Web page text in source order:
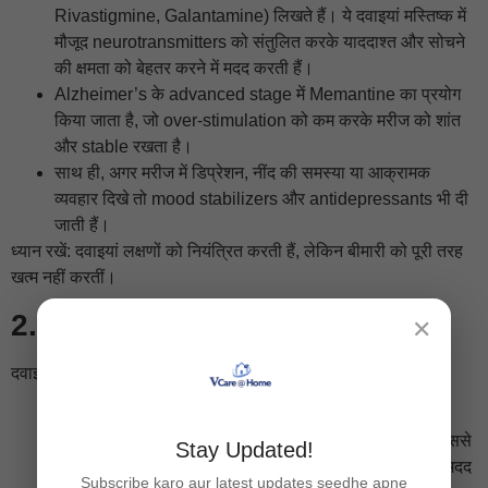
✕
Stay Updated!
Subscribe karo aur latest updates seedhe apne
Rivastigmine, Galantamine) लिखते हैं। ये दवाइयां मस्तिष्क में
मौजूद neurotransmitters को संतुलित करके याददाश्त और सोचने
की क्षमता को बेहतर करने में मदद करती हैं।
Alzheimer’s के advanced stage में Memantine का प्रयोग
किया जाता है, जो over-stimulation को कम करके मरीज को शांत
और stable रखता है।
साथ ही, अगर मरीज में डिप्रेशन, नींद की समस्या या आक्रामक
व्यवहार दिखे तो mood stabilizers और antidepressants भी दी
जाती हैं।
ध्यान रखें: दवाइयां लक्षणों को नियंत्रित करती हैं, लेकिन बीमारी को पूरी तरह
खत्म नहीं करतीं।
2. थेरेपी और रिहैबिलिटेशन
दवाइयों के साथ-साथ थेरेपी का बहुत बड़ा रोल है।
games और problem-solving activities शामिल होती हैं। इससे
सोचने-समझने की क्षमता को लंबे समय तक active बनाए रखने में मदद